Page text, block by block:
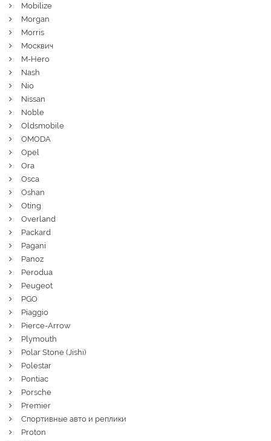
Mobilize
Morgan
Morris
Москвич
M-Hero
Nash
Nio
Nissan
Noble
Oldsmobile
OMODA
Opel
Ora
Osca
Oshan
Oting
Overland
Packard
Pagani
Panoz
Perodua
Peugeot
PGO
Piaggio
Pierce-Arrow
Plymouth
Polar Stone (Jishi)
Polestar
Pontiac
Porsche
Premier
Спортивные авто и реплики
Proton